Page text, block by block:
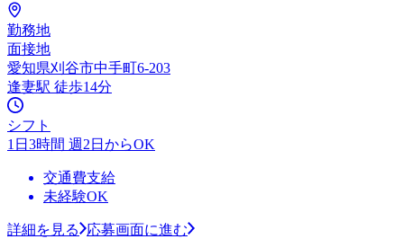
勤務地
面接地
愛知県刈谷市中手町6-203
逢妻駅 徒歩14分
シフト
1日3時間 週2日からOK
交通費支給
未経験OK
詳細を見る
応募画面に進む